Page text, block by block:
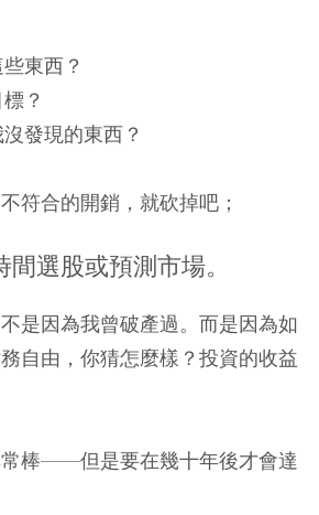
東西？
？
發現的東西？
符合的開銷，就砍掉吧；
選股或預測市場。
是因為我曾破產過。而是因為如
自由，你猜怎麼樣？投資的收益
棒——但是要在幾十年後才會達